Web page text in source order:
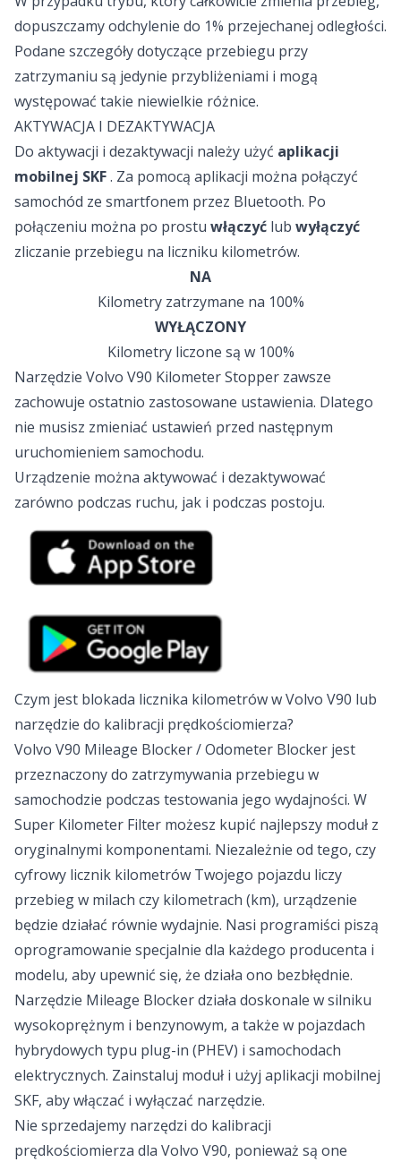
dopuszczamy odchylenie do 1% przejechanej odległości.
Podane szczegóły dotyczące przebiegu przy
zatrzymaniu są jedynie przybliżeniami i mogą
występować takie niewielkie różnice.
AKTYWACJA I DEZAKTYWACJA
Do aktywacji i dezaktywacji należy użyć aplikacji
mobilnej SKF. Za pomocą aplikacji można połączyć
samochód ze smartfonem przez Bluetooth. Po
połączeniu można po prostu włączyć lub wyłączyć
zliczanie przebiegu na liczniku kilometrów.
NA
Kilometry zatrzymane na 100%
WYŁĄCZONY
Kilometry liczone są w 100%
Narzędzie Volvo V90 Kilometer Stopper zawsze
zachowuje ostatnio zastosowane ustawienia. Dlatego
nie musisz zmieniać ustawień przed następnym
uruchomieniem samochodu.
Urządzenie można aktywować i dezaktywować
zarówno podczas ruchu, jak i podczas postoju.
Czym jest blokada licznika kilometrów w Volvo V90 lub
narzędzie do kalibracji prędkościomierza?
Volvo V90 Mileage Blocker / Odometer Blocker jest
przeznaczony do zatrzymywania przebiegu w
samochodzie podczas testowania jego wydajności. W
Super Kilometer Filter możesz kupić najlepszy moduł z
oryginalnymi komponentami. Niezależnie od tego, czy
cyfrowy licznik kilometrów Twojego pojazdu liczy
przebieg w milach czy kilometrach (km), urządzenie
będzie działać równie wydajnie. Nasi programiści piszą
oprogramowanie specjalnie dla każdego producenta i
modelu, aby upewnić się, że działa ono bezbłędnie.
Narzędzie Mileage Blocker działa doskonale w silniku
wysokoprężnym i benzynowym, a także w pojazdach
hybrydowych typu plug-in (PHEV) i samochodach
elektrycznych. Zainstaluj moduł i użyj aplikacji mobilnej
SKF, aby włączać i wyłączać narzędzie.
Nie sprzedajemy narzędzi do kalibracji
prędkościomierza dla Volvo V90, ponieważ są one